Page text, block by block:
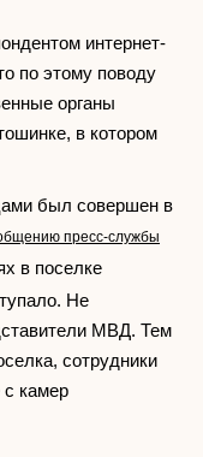
интернет-
по этому поводу
органы
в котором
был совершен в
пресс-службы
в поселке
Не
МВД. Тем
сотрудники
камер